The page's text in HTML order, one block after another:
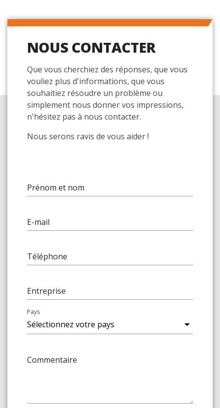
NOUS CONTACTER
Que vous cherchiez des réponses, que vous
vouliez plus d'informations, que vous
souhaitiez résoudre un problème ou
simplement nous donner vos impressions,
n'hésitez pas à nous contacter.
Nous serons ravis de vous aider !
Prénom et nom
E-mail
Téléphone
Entreprise
Pays
Commentaire